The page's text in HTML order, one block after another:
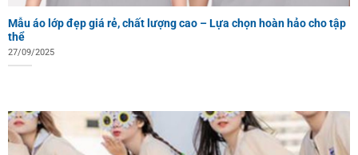
Mẫu áo lớp đẹp giá rẻ, chất lượng cao – Lựa chọn hoàn hảo cho tập
thể
27/09/2025